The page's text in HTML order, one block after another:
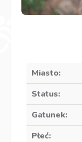
Miasto:
Status:
Gatunek:
Płeć: